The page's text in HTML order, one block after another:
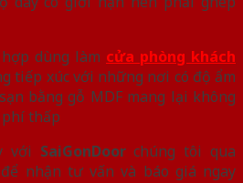
dùng làm cửa phòng khách
tiếp xúc với những nơi có độ ẩm
bằng gỗ MDF mang lại không
thấp
với SaiGonDoorchúng tôi qua
nhận tư vấn và báo giá ngay